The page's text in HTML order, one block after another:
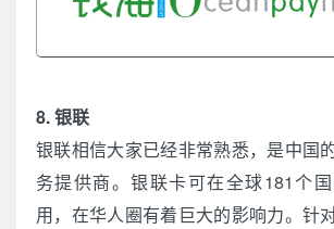
8. 银联
银联相信大家已经非常熟悉，是中国
务提供商。银联卡可在全球181个
用，在华人圈有着巨大的影响力。针